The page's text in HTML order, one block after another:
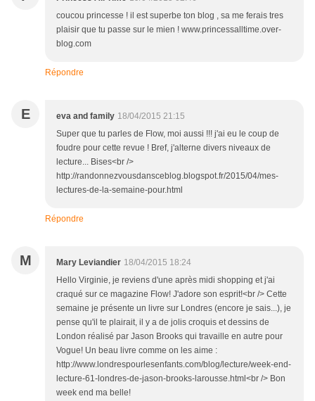
coucou princesse ! il est superbe ton blog , sa me ferais tres
plaisir que tu passe sur le mien ! www.princessalltime.over-
blog.com
Répondre
E eva and family 18/04/2015 21:15
Super que tu parles de Flow, moi aussi !!! j'ai eu le coup de
foudre pour cette revue ! Bref, j'alterne divers niveaux de
lecture... Bises<br />
http://randonnezvousdansceblog.blogspot.fr/2015/04/mes-
lectures-de-la-semaine-pour.html
Répondre
M Mary Leviandier 18/04/2015 18:24
Hello Virginie, je reviens d'une après midi shopping et j'ai
craqué sur ce magazine Flow! J'adore son esprit!<br /> Cette
semaine je présente un livre sur Londres (encore je sais...), je
pense qu'il te plairait, il y a de jolis croquis et dessins de
London réalisé par Jason Brooks qui travaille en autre pour
Vogue! Un beau livre comme on les aime :
http://www.londrespourlesenfants.com/blog/lecture/week-end-
lecture-61-londres-de-jason-brooks-larousse.html<br /> Bon
week end ma belle!